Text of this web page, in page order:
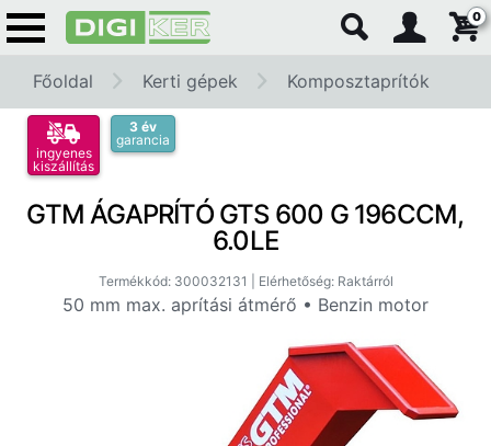
0
Főoldal Kerti gépek Komposztaprítók
ingyenes
kiszállítás
3 év
garancia
GTM ÁGAPRÍTÓ GTS 600 G 196CCM,
6.0LE
Termékkód: 300032131 | Elérhetőség: Raktárról
50 mm max. aprítási átmérő • Benzin motor